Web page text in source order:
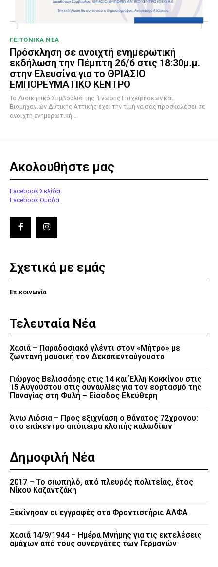
ΓΕΙΤΟΝΙΚΑ ΝΕΑ
Πρόσκληση σε ανοιχτή ενημερωτική
εκδήλωση την Πέμπτη 26/6 στις 18:30μ.μ.
στην Ελευσίνα για το ΘΡΙΑΣΙΟ
ΕΜΠΟΡΕΥΜΑΤΙΚΟ ΚΕΝΤΡΟ
To Διοικητικό Συμβούλιο της Ένωσης Επιχειρήσεων και
Βιομηχανιών Δυτικής Αττικής έχει την τιμή να σας προσκαλέσει σε
ανοιχτή ενημερωτική...
Ακολουθήστε μας
Facebook Σελίδα
Facebook Ομάδα
Σχετικά με εμάς
Επικοινωνία
Τελευταία Νέα
Χασιά – Παραδοσιακό γλέντι στον «Μήτρο» με
ζωντανή μουσική τον Δεκαπενταύγουστο
Γιώργος Βελισσάρης στις 14 και Έλλη Κοκκίνου στις
15 Αυγούστου στις συναυλίες για τον εορτασμό της
Παναγίας στη Φυλή – Είσοδος Ελεύθερη
Άνω Λιόσια – Προς εξιχνίαση ο θάνατος 72χρονου:
στο επίκεντρο απόπειρα κλοπής καλωδίων
Δημοφιλή Νέα
2017 – Το σιωπηλό, από πλευράς πολιτείας, έτος
Νίκου Καζαντζάκη
Ξεκίνησαν οι εγγραφές στα Φροντιστήρια ΑΛΦΑ
Χασιά 14/9/1944 – Ημέρα Μνήμης για τις εκτελέσεις
αμάχων από τους συνεργάτες των Γερμανών